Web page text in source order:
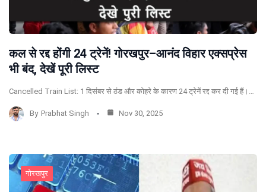
कल से रद्द होंगी 24 ट्रेनें! गोरखपुर–आनंद विहार एक्सप्रेस
भी बंद, देखें पूरी लिस्ट
Cancelled Train List: 1 दिसंबर से ठंड और कोहरे के कारण 24 ट्रेनें रद्द कर दी गई हैं।…
By Prabhat Singh Nov 30, 2025
गोरखपुर